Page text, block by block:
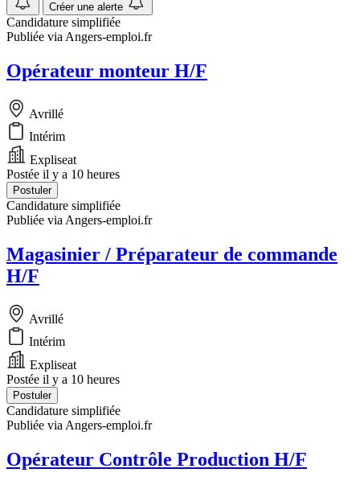
Créer une alerte
Candidature simplifiée
Publiée via Angers-emploi.fr
Opérateur monteur H/F
Avrillé
Intérim
Expliseat
Postée il y a 10 heures
Postuler
Candidature simplifiée
Publiée via Angers-emploi.fr
Magasinier / Préparateur de commande
H/F
Avrillé
Intérim
Expliseat
Postée il y a 10 heures
Postuler
Candidature simplifiée
Publiée via Angers-emploi.fr
Opérateur Contrôle Production H/F